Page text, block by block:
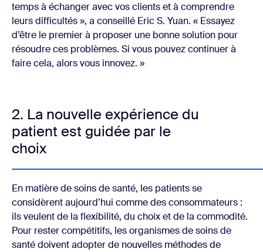
temps à échanger avec vos clients et à comprendre
leurs difficultés », a conseillé Eric S. Yuan. « Essayez
d’être le premier à proposer une bonne solution pour
résoudre ces problèmes. Si vous pouvez continuer à
faire cela, alors vous innovez. »
2. La nouvelle expérience du
patient est guidée par le
choix
En matière de soins de santé, les patients se
considèrent aujourd’hui comme des consommateurs :
ils veulent de la flexibilité, du choix et de la commodité.
Pour rester compétitifs, les organismes de soins de
santé doivent adopter de nouvelles méthodes de